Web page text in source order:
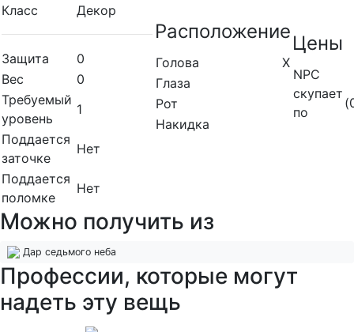
Класс
Декор
Защита
0
Вес
0
Требуемый
уровень
1
Поддается
заточке
Нет
Поддается
поломке
Нет
Расположение
Голова
X
Глаза
Рот
Накидка
Цены
NPC
скупает
по
Можно получить из
Дар седьмого неба
Профессии, которые могут
надеть эту вещь